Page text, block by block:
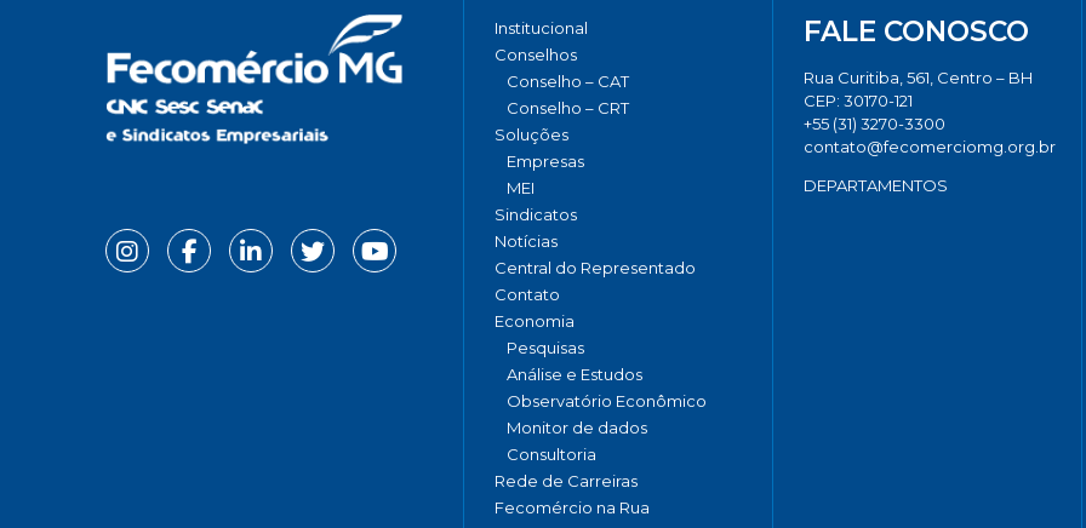
Institucional
Conselhos
Conselho – CAT
Conselho – CRT
Soluções
Empresas
MEI
Sindicatos
Notícias
Central do Representado
Contato
Economia
Pesquisas
Análise e Estudos
Observatório Econômico
Monitor de dados
Consultoria
Rede de Carreiras
Fecomércio na Rua
FALE CONOSCO
Rua Curitiba, 561, Centro – BH
CEP: 30170-121
+55 (31) 3270-3300
contato@fecomerciomg.org.br
DEPARTAMENTOS